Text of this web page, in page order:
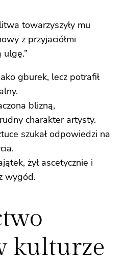
towarzyszyły mu
z przyjaciółmi
gburek, lecz potrafił
blizną,
charakter artysty.
szukał odpowiedzi na
żył ascetycznie i
wygód.
kulturze